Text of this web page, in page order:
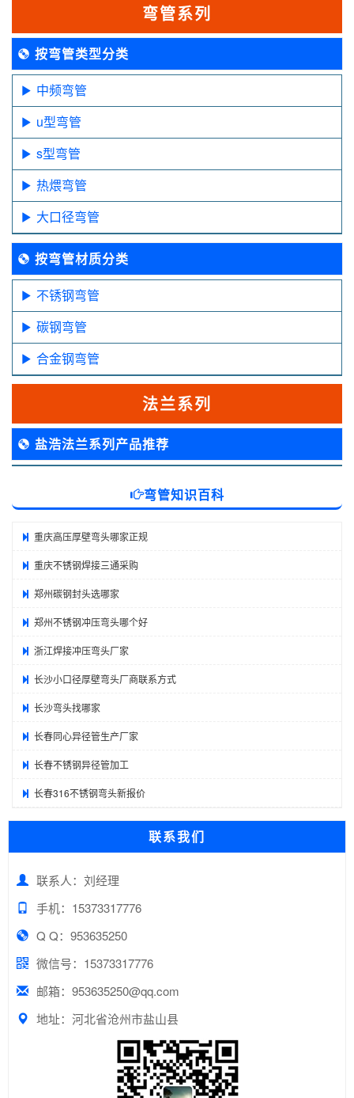
弯管系列
按弯管类型分类
中频弯管
u型弯管
s型弯管
热煨弯管
大口径弯管
按弯管材质分类
不锈钢弯管
碳钢弯管
合金钢弯管
法兰系列
盐浩法兰系列产品推荐
弯管知识百科
重庆高压厚壁弯头哪家正规
重庆不锈钢焊接三通采购
郑州碳钢封头选哪家
郑州不锈钢冲压弯头哪个好
浙江焊接冲压弯头厂家
长沙小口径厚壁弯头厂商联系方式
长沙弯头找哪家
长春同心异径管生产厂家
长春不锈钢异径管加工
长春316不锈钢弯头新报价
联系我们
联系人：刘经理
手机：15373317776
Q Q：953635250
微信号：15373317776
邮箱：953635250@qq.com
地址：河北省沧州市盐山县